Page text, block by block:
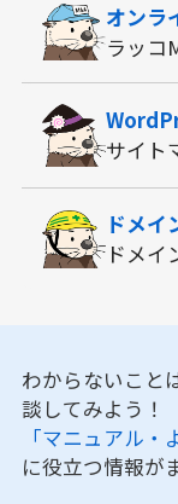
オンラ
ラッコ
サイト
ドメイ
ドメイ
わからないこと
談してみよう！
「マニュアル・
に役立つ情報が